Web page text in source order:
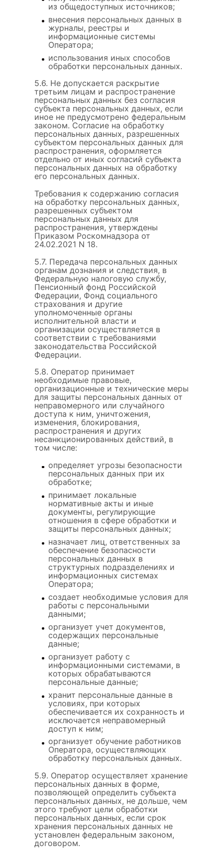
из общедоступных источников;
внесения персональных данных в
журналы, реестры и
информационные системы
Оператора;
использования иных способов
обработки персональных данных.
5.6. Не допускается раскрытие
третьим лицам и распространение
персональных данных без согласия
субъекта персональных данных, если
иное не предусмотрено федеральным
законом. Согласие на обработку
персональных данных, разрешенных
субъектом персональных данных для
распространения, оформляется
отдельно от иных согласий субъекта
персональных данных на обработку
его персональных данных.
Требования к содержанию согласия
на обработку персональных данных,
разрешенных субъектом
персональных данных для
распространения, утверждены
Приказом Роскомнадзора от
24.02.2021 N 18.
5.7. Передача персональных данных
органам дознания и следствия, в
Федеральную налоговую службу,
Пенсионный фонд Российской
Федерации, Фонд социального
страхования и другие
уполномоченные органы
исполнительной власти и
организации осуществляется в
соответствии с требованиями
законодательства Российской
Федерации.
5.8. Оператор принимает
необходимые правовые,
организационные и технические меры
для защиты персональных данных от
неправомерного или случайного
доступа к ним, уничтожения,
изменения, блокирования,
распространения и других
несанкционированных действий, в
том числе:
определяет угрозы безопасности
персональных данных при их
обработке;
принимает локальные
нормативные акты и иные
документы, регулирующие
отношения в сфере обработки и
защиты персональных данных;
назначает лиц, ответственных за
обеспечение безопасности
персональных данных в
структурных подразделениях и
информационных системах
Оператора;
создает необходимые условия для
работы с персональными
данными;
организует учет документов,
содержащих персональные
данные;
организует работу с
информационными системами, в
которых обрабатываются
персональные данные;
хранит персональные данные в
условиях, при которых
обеспечивается их сохранность и
исключается неправомерный
доступ к ним;
организует обучение работников
Оператора, осуществляющих
обработку персональных данных.
5.9. Оператор осуществляет хранение
персональных данных в форме,
позволяющей определить субъекта
персональных данных, не дольше, чем
этого требуют цели обработки
персональных данных, если срок
хранения персональных данных не
установлен федеральным законом,
договором.